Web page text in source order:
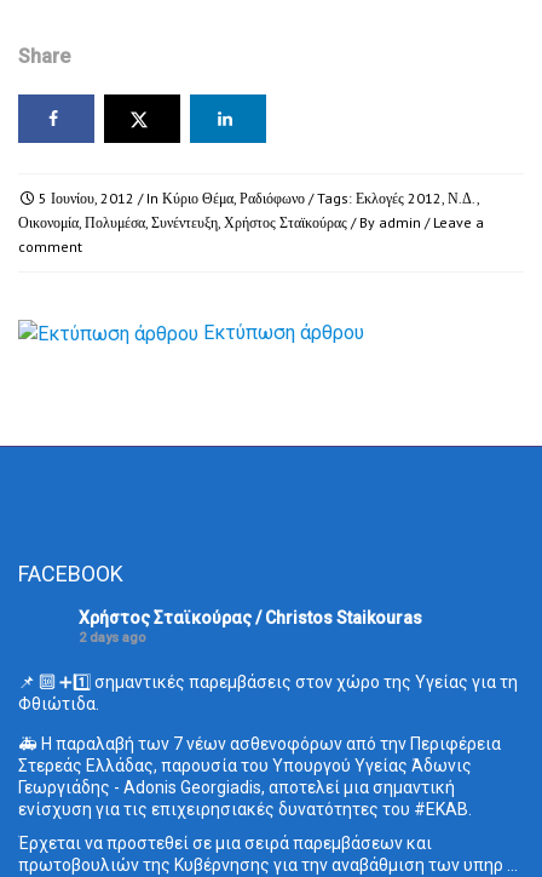
Share
5 Ιουνίου, 2012 / In Κύριο Θέμα, Ραδιόφωνο / Tags: Εκλογές 2012, Ν.Δ.,
Οικονομία, Πολυμέσα, Συνέντευξη, Χρήστος Σταϊκούρας / By admin / Leave a
comment
Εκτύπωση άρθρου
FACEBOOK
Χρήστος Σταϊκούρας / Christos Staikouras
2 days ago
📌 🔟 ➕1️⃣ σημαντικές παρεμβάσεις στον χώρο της Υγείας για τη
Φθιώτιδα.
🚑 Η παραλαβή των 7 νέων ασθενοφόρων από την Περιφέρεια
Στερεάς Ελλάδας, παρουσία του Υπουργού Υγείας Άδωνις
Γεωργιάδης - Adonis Georgiadis, αποτελεί μια σημαντική
ενίσχυση για τις επιχειρησιακές δυνατότητες του #ΕΚΑΒ.
Έρχεται να προστεθεί σε μια σειρά παρεμβάσεων και
πρωτοβουλιών της Κυβέρνησης για την αναβάθμιση των υπηρ ...